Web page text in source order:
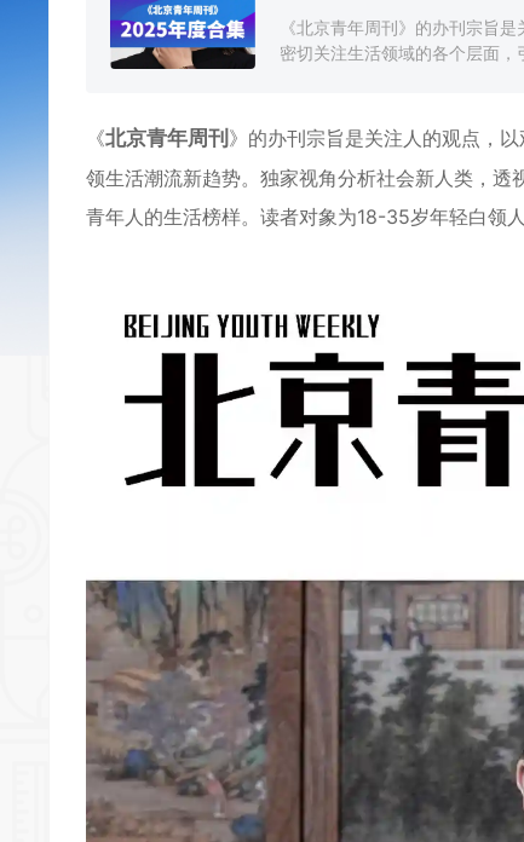
《北京青年周刊》的办刊宗旨
密切关注生活领域的各个层面
《北京青年周刊 》的办刊宗旨是关注人的观点，
领生活潮流新趋势。独家视角分析社会新人类，
青年人的生活榜样。读者对象为18-35岁年轻白领人